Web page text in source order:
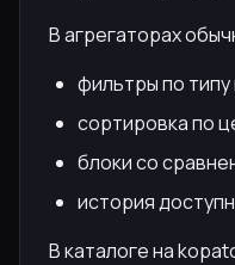
В агрегаторах
фильтры по
сортировка по
блоки со
история
В каталоге на